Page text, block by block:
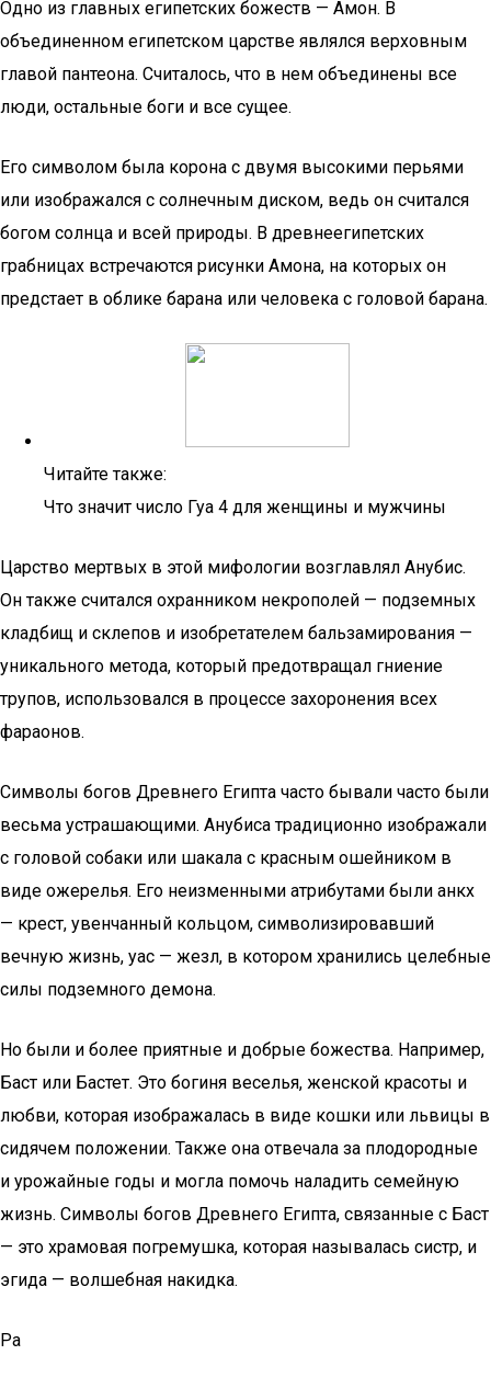
Одно из главных египетских божеств — Амон. В
объединенном египетском царстве являлся верховным
главой пантеона. Считалось, что в нем объединены все
люди, остальные боги и все сущее.
Его символом была корона с двумя высокими перьями
или изображался с солнечным диском, ведь он считался
богом солнца и всей природы. В древнеегипетских
грабницах встречаются рисунки Амона, на которых он
предстает в облике барана или человека с головой барана.
Читайте также:
Что значит число Гуа 4 для женщины и мужчины
Царство мертвых в этой мифологии возглавлял Анубис.
Он также считался охранником некрополей — подземных
кладбищ и склепов и изобретателем бальзамирования —
уникального метода, который предотвращал гниение
трупов, использовался в процессе захоронения всех
фараонов.
Символы богов Древнего Египта часто бывали часто были
весьма устрашающими. Анубиса традиционно изображали
с головой собаки или шакала с красным ошейником в
виде ожерелья. Его неизменными атрибутами были анкх
— крест, увенчанный кольцом, символизировавший
вечную жизнь, уас — жезл, в котором хранились целебные
силы подземного демона.
Но были и более приятные и добрые божества. Например,
Баст или Бастет. Это богиня веселья, женской красоты и
любви, которая изображалась в виде кошки или львицы в
сидячем положении. Также она отвечала за плодородные
и урожайные годы и могла помочь наладить семейную
жизнь. Символы богов Древнего Египта, связанные с Баст
— это храмовая погремушка, которая называлась систр, и
эгида — волшебная накидка.
Ра